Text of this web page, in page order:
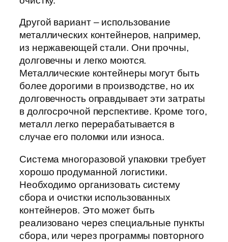
Другой вариант – использование
металлических контейнеров, например,
из нержавеющей стали. Они прочны,
долговечны и легко моются.
Металлические контейнеры могут быть
более дорогими в производстве, но их
долговечность оправдывает эти затраты
в долгосрочной перспективе. Кроме того,
металл легко перерабатывается в
случае его поломки или износа.
Система многоразовой упаковки требует
хорошо продуманной логистики.
Необходимо организовать систему
сбора и очистки использованных
контейнеров. Это может быть
реализовано через специальные пункты
сбора, или через программы повторного